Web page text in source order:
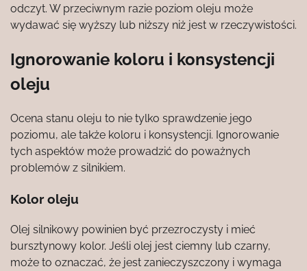
odczyt. W przeciwnym razie poziom oleju może
wydawać się wyższy lub niższy niż jest w rzeczywistości.
Ignorowanie koloru i konsystencji
oleju
Ocena stanu oleju to nie tylko sprawdzenie jego
poziomu, ale także koloru i konsystencji. Ignorowanie
tych aspektów może prowadzić do poważnych
problemów z silnikiem.
Kolor oleju
Olej silnikowy powinien być przezroczysty i mieć
bursztynowy kolor. Jeśli olej jest ciemny lub czarny,
może to oznaczać, że jest zanieczyszczony i wymaga